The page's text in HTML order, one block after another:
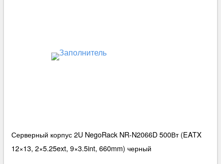
Серверный корпус 2U NegoRack NR-N2066D 500Вт (EATX
12×13, 2×5.25ext, 9×3.5int, 660mm) черный